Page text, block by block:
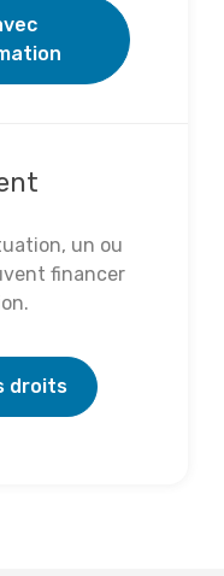
un ou
financer
droits